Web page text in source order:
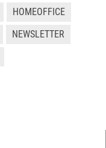
HOMEOFFICE
NEWSLETTER